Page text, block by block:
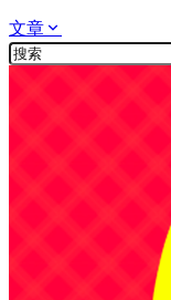
文章